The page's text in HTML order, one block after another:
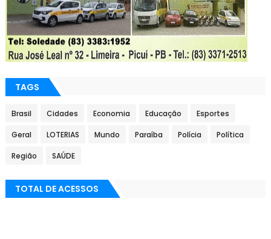
TAGS
Brasil Cidades Economia Educação Esportes
Geral LOTERIAS Mundo Paraíba Polícia Política
Região SAÚDE
TOTAL DE ACESSOS